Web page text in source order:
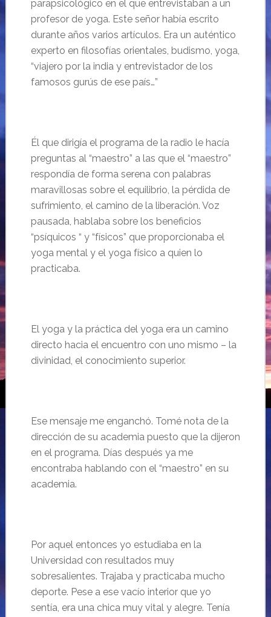
parapsicológico en el que entrevistaban a un
profesor de yoga. Este señor había escrito
durante años varios artículos. Era un auténtico
experto en filosofías orientales, budismo, yoga,
“viajero por la india y entrevistador de los
famosos gurús de ese país…”
Él que dirigía el programa de la radio le hacía
preguntas al “maestro” a las que el “maestro”
respondía de forma serena con palabras
maravillosas sobre el equilibrio, la pérdida de
sufrimiento, el camino de la liberación. Voz
pausada, hablaba sobre los beneficios
“psíquicos “ y “físicos” que proporcionaba el
yoga mental y el yoga físico a quien lo
practicaba.
El yoga y la práctica del yoga era un camino
directo hacia el encuentro con uno mismo – la
divinidad, el conocimiento superior.
Ese mensaje me enganchó. Tomé nota de la
dirección de su academia puesto que la dijeron
en el programa. Días después ya me
encontraba hablando con el “maestro” en su
academia.
Por aquel entonces yo estudiaba en la
Universidad con resultados muy
sobresalientes. Trajaba y practicaba mucho
deporte. Pese a ese vacío interior que yo
sentía, era una chica muy vital y alegre. Tenía